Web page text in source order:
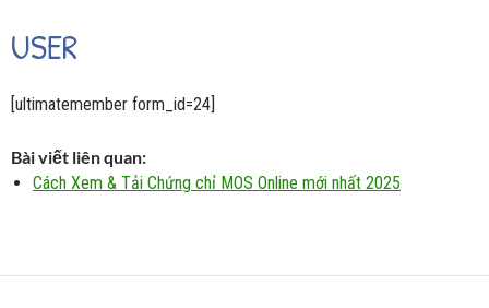
DUNG
USER
[ultimatemember form_id=24]
Bài viết liên quan:
Cách Xem & Tải Chứng chỉ MOS Online mới nhất 2025